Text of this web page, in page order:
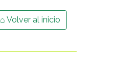
⌂ Volver al inicio